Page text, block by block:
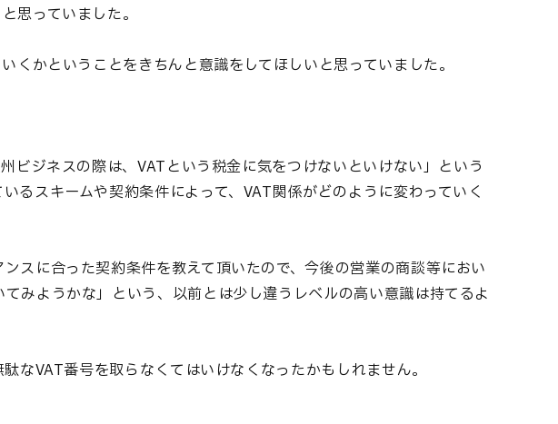
思っていました。
かということをきちんと意識をしてほしいと思っていました。
ビジネスの際は、VATという税金に気をつけないといけない」という
るスキームや契約条件によって、VAT関係がどのように変わっていく
スに合った契約条件を教えて頂いたので、今後の営業の商談等におい
みようかな」という、以前とは少し違うレベルの高い意識は持てるよ
なVAT番号を取らなくてはいけなくなったかもしれません。